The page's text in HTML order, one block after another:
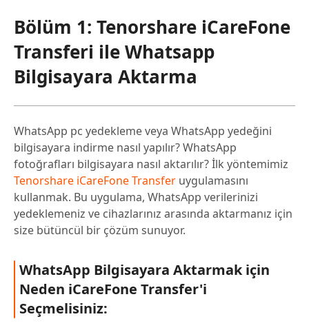
Bölüm 1: Tenorshare iCareFone
Transferi ile Whatsapp
Bilgisayara Aktarma
WhatsApp pc yedekleme veya WhatsApp yedeğini
bilgisayara indirme nasıl yapılır? WhatsApp
fotoğrafları bilgisayara nasıl aktarılır? İlk yöntemimiz
Tenorshare iCareFone Transfer uygulamasını
kullanmak. Bu uygulama, WhatsApp verilerinizi
yedeklemeniz ve cihazlarınız arasında aktarmanız için
size bütüncül bir çözüm sunuyor.
WhatsApp Bilgisayara Aktarmak için
Neden iCareFone Transfer'i
Seçmelisiniz: